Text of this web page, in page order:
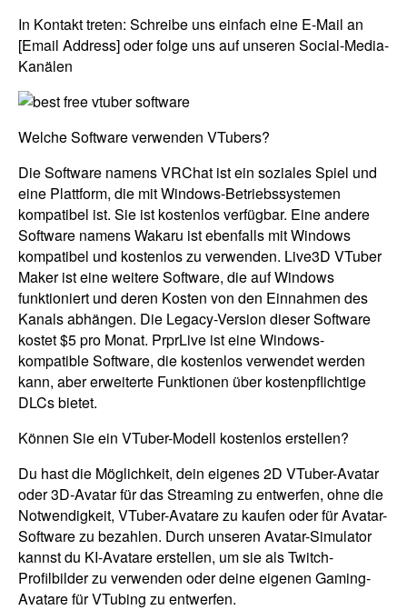
In Kontakt treten: Schreibe uns einfach eine E-Mail an
[Email Address] oder folge uns auf unseren Social-Media-
Kanälen
Welche Software verwenden VTubers?
Die Software namens VRChat ist ein soziales Spiel und
eine Plattform, die mit Windows-Betriebssystemen
kompatibel ist. Sie ist kostenlos verfügbar. Eine andere
Software namens Wakaru ist ebenfalls mit Windows
kompatibel und kostenlos zu verwenden. Live3D VTuber
Maker ist eine weitere Software, die auf Windows
funktioniert und deren Kosten von den Einnahmen des
Kanals abhängen. Die Legacy-Version dieser Software
kostet $5 pro Monat. PrprLive ist eine Windows-
kompatible Software, die kostenlos verwendet werden
kann, aber erweiterte Funktionen über kostenpflichtige
DLCs bietet.
Können Sie ein VTuber-Modell kostenlos erstellen?
Du hast die Möglichkeit, dein eigenes 2D VTuber-Avatar
oder 3D-Avatar für das Streaming zu entwerfen, ohne die
Notwendigkeit, VTuber-Avatare zu kaufen oder für Avatar-
Software zu bezahlen. Durch unseren Avatar-Simulator
kannst du KI-Avatare erstellen, um sie als Twitch-
Profilbilder zu verwenden oder deine eigenen Gaming-
Avatare für VTubing zu entwerfen.